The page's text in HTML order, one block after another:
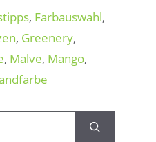
, Farbauswahl,
, Greenery,
, Malve, Mango,